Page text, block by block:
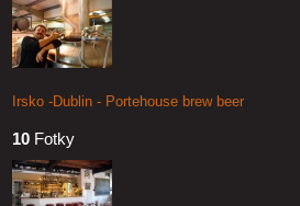
Irsko -Dublin - Portehouse brew beer
10 Fotky